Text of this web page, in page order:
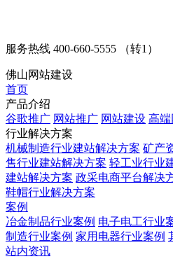
服务热线 400-660-5555 （转1）
佛山网站建设
首页
产品介绍
谷歌推广 网站推广 网站建设 高
行业解决方案
机械制造行业建站解决方案 矿产
售行业建站解决方案 轻工业行业
建站解决方案 政采电商平台解决
鞋帽行业解决方案
案例
冶金制品行业案例 电子电工行业
制造行业案例 家用电器行业案例
站内资讯